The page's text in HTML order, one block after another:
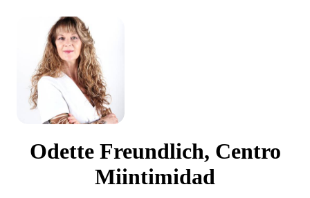
Odette Freundlich, Centro
Miintimidad